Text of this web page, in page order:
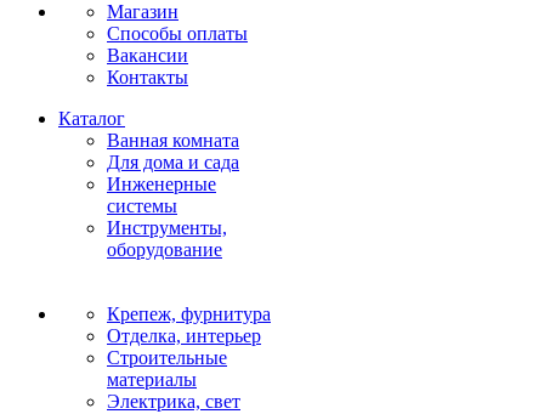
Магазин
Способы оплаты
Вакансии
Контакты
Каталог
Ванная комната
Для дома и сада
Инженерные
системы
Инструменты,
оборудование
Крепеж, фурнитура
Отделка, интерьер
Строительные
материалы
Электрика, свет